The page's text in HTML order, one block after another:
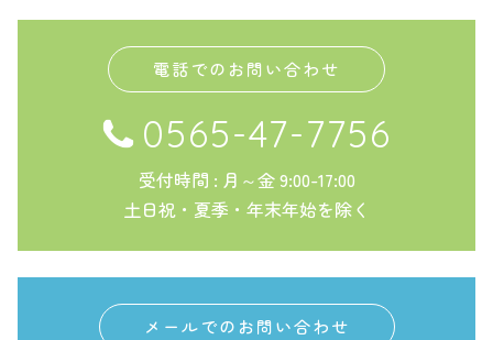
電話でのお問い合わせ
0565-47-7756
受付時間 : 月～金 9:00-17:00
土日祝・夏季・年末年始を除く
メールでのお問い合わせ